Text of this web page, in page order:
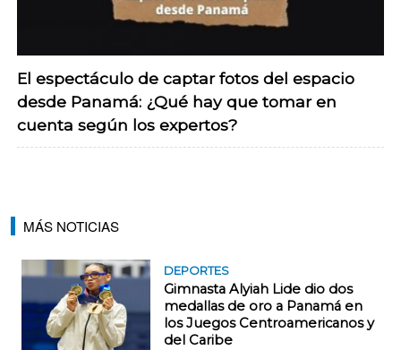
El espectáculo de captar fotos del espacio
desde Panamá: ¿Qué hay que tomar en
cuenta según los expertos?
MÁS NOTICIAS
DEPORTES
Gimnasta Alyiah Lide dio dos
medallas de oro a Panamá en
los Juegos Centroamericanos y
del Caribe